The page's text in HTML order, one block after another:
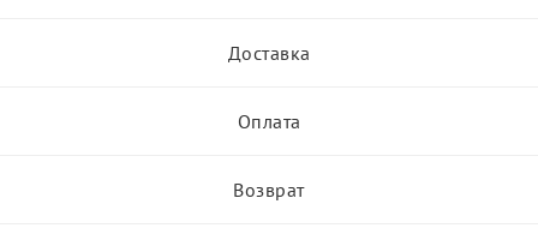
Доставка
Оплата
Возврат